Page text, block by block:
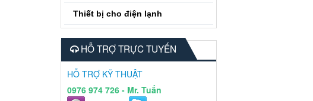
Thiết bị cho điện lạnh
HỖ TRỢ TRỰC TUYẾN
HỖ TRỢ KỸ THUẬT
0976 974 726 - Mr. Tuấn